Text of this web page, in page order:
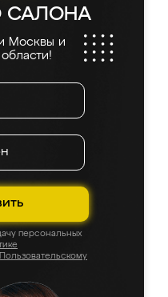
САЛОНА
Москвы и
персональных
Пользовательскому